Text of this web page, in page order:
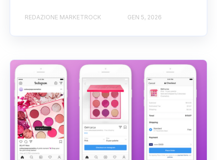
REDAZIONE MARKETROCK GEN 5, 2026